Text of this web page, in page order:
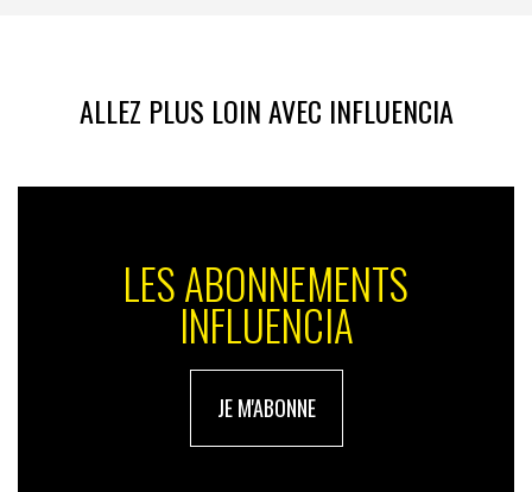
ALLEZ PLUS LOIN AVEC INFLUENCIA
LES ABONNEMENTS
INFLUENCIA
JE M'ABONNE